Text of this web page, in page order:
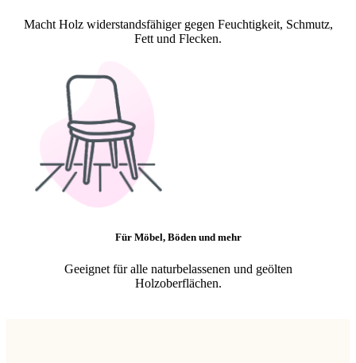
Macht Holz widerstandsfähiger gegen Feuchtigkeit, Schmutz,
Fett und Flecken.
Für Möbel, Böden und mehr
Geeignet für alle naturbelassenen und geölten
Holzoberflächen.